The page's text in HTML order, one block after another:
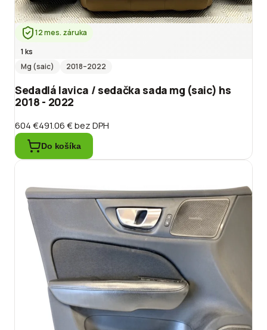
12 mes. záruka
1 ks
Mg (saic)
2018–2022
Sedadlá lavica / sedačka sada mg (saic) hs
2018 - 2022
604 €491.06 €bez DPH
Do košíka